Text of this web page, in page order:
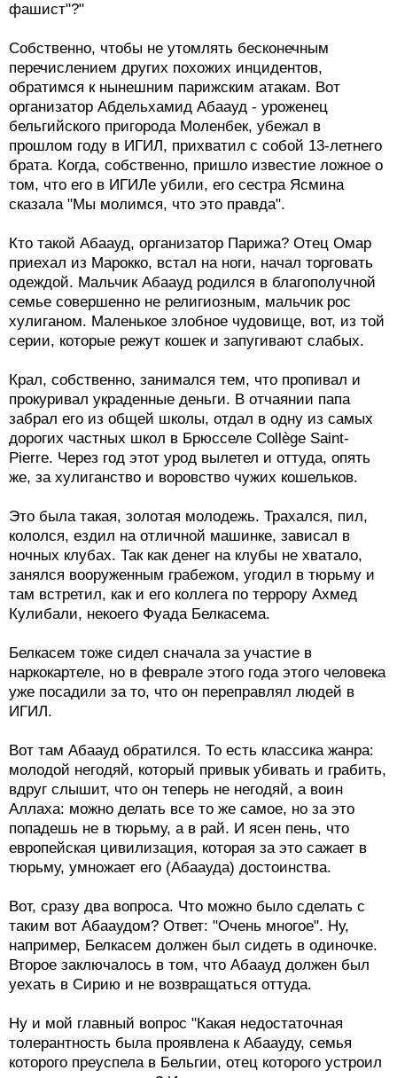
фашист"?"
Собственно, чтобы не утомлять бесконечным
перечислением других похожих инцидентов,
обратимся к нынешним парижским атакам. Вот
организатор Абдельхамид Абаауд - уроженец
бельгийского пригорода Моленбек, убежал в
прошлом году в ИГИЛ, прихватил с собой 13-летнего
брата. Когда, собственно, пришло известие ложное о
том, что его в ИГИЛе убили, его сестра Ясмина
сказала "Мы молимся, что это правда".
Кто такой Абаауд, организатор Парижа? Отец Омар
приехал из Марокко, встал на ноги, начал торговать
одеждой. Мальчик Абаауд родился в благополучной
семье совершенно не религиозным, мальчик рос
хулиганом. Маленькое злобное чудовище, вот, из той
серии, которые режут кошек и запугивают слабых.
Крал, собственно, занимался тем, что пропивал и
прокуривал украденные деньги. В отчаянии папа
забрал его из общей школы, отдал в одну из самых
дорогих частных школ в Брюсселе Collège Saint-
Pierre. Через год этот урод вылетел и оттуда, опять
же, за хулиганство и воровство чужих кошельков.
Это была такая, золотая молодежь. Трахался, пил,
кололся, ездил на отличной машинке, зависал в
ночных клубах. Так как денег на клубы не хватало,
занялся вооруженным грабежом, угодил в тюрьму и
там встретил, как и его коллега по террору Ахмед
Кулибали, некоего Фуада Белкасема.
Белкасем тоже сидел сначала за участие в
наркокартеле, но в феврале этого года этого человека
уже посадили за то, что он переправлял людей в
ИГИЛ.
Вот там Абаауд обратился. То есть классика жанра:
молодой негодяй, который привык убивать и грабить,
вдруг слышит, что он теперь не негодяй, а воин
Аллаха: можно делать все то же самое, но за это
попадешь не в тюрьму, а в рай. И ясен пень, что
европейская цивилизация, которая за это сажает в
тюрьму, умножает его (Абаауда) достоинства.
Вот, сразу два вопроса. Что можно было сделать с
таким вот Абааудом? Ответ: "Очень многое". Ну,
например, Белкасем должен был сидеть в одиночке.
Второе заключалось в том, что Абаауд должен был
уехать в Сирию и не возвращаться оттуда.
Ну и мой главный вопрос "Какая недостаточная
толерантность была проявлена к Абаауду, семья
которого преуспела в Бельгии, отец которого устроил